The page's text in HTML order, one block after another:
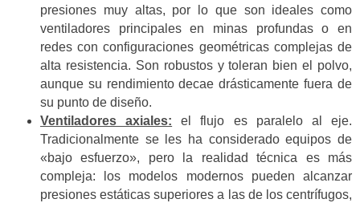
presiones muy altas, por lo que son ideales como
ventiladores principales en minas profundas o en
redes con configuraciones geométricas complejas de
alta resistencia. Son robustos y toleran bien el polvo,
aunque su rendimiento decae drásticamente fuera de
su punto de diseño.
Ventiladores axiales: el flujo es paralelo al eje.
Tradicionalmente se les ha considerado equipos de
«bajo esfuerzo», pero la realidad técnica es más
compleja: los modelos modernos pueden alcanzar
presiones estáticas superiores a las de los centrífugos,